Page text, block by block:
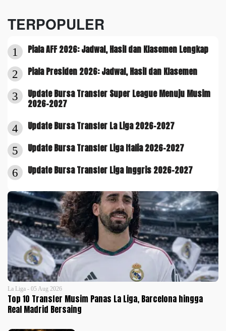
TERPOPULER
1 Piala AFF 2026: Jadwal, Hasil dan Klasemen Lengkap
2 Piala Presiden 2026: Jadwal, Hasil dan Klasemen
3
Update Bursa Transfer Super League Menuju Musim
2026-2027
4 Update Bursa Transfer La Liga 2026-2027
5 Update Bursa Transfer Liga Italia 2026-2027
6 Update Bursa Transfer Liga Inggris 2026-2027
La Liga - 05 Aug 2026
Top 10 Transfer Musim Panas La Liga, Barcelona hingga
Real Madrid Bersaing